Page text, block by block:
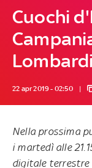
Cuochi
22 apr 2019 - 02:50
Nella prossima
i martedì alle
digitale terrestre